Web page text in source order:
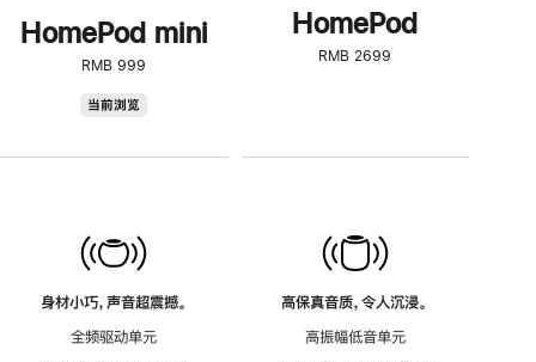
HomePod mini
RMB 999
当前浏览
身材小巧，声音超震撼。
全频驱动单元
HomePod
RMB 2699
高保真音质，令人沉浸。
高振幅低音单元